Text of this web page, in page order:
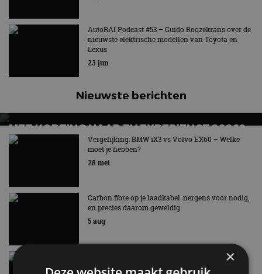
AutoRAI Podcast #53 – Guido Roozekrans over de
nieuwste elektrische modellen van Toyota en
Lexus
23 jun
Nieuwste berichten
MET KORTING NAAR EV EXPERIENCE 2026?
AUTORAI REGELT HET!
EV Experience 2026 van 24 tot 26 september
Vergelijking: BMW iX3 vs Volvo EX60 – Welke
moet je hebben?
28 mei
Carbon fibre op je laadkabel: nergens voor nodig,
en precies daarom geweldig
5 aug
Hennessey Blackbird krijgt atmosferische V8 en
handbak: soms is eenvoud leuker
×